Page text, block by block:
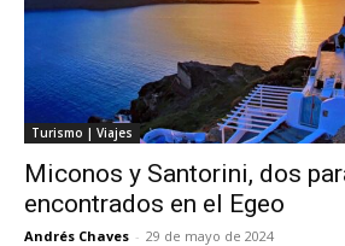
Turismo | Viajes
Miconos y Santorini, dos
encontrados en el Egeo
Andrés Chaves - 29 de mayo de 2024